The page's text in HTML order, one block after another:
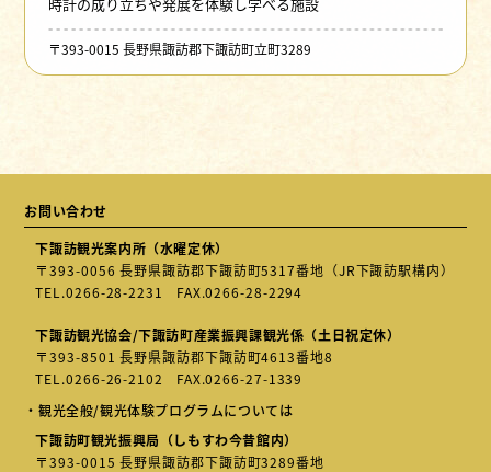
〒393-0015 長野県諏訪郡下諏訪町立町3289
お問い合わせ
下諏訪観光案内所（水曜定休）
〒393-0056 長野県諏訪郡下諏訪町5317番地（JR下諏訪駅構内）
TEL.0266-28-2231 FAX.0266-28-2294
下諏訪観光協会/下諏訪町産業振興課観光係（土日祝定休）
〒393-8501 長野県諏訪郡下諏訪町4613番地8
TEL.0266-26-2102
FAX.0266-27-1339
・観光全般/観光体験プログラムについては
下諏訪町観光振興局（しもすわ今昔館内）
〒393-0015 長野県諏訪郡下諏訪町3289番地